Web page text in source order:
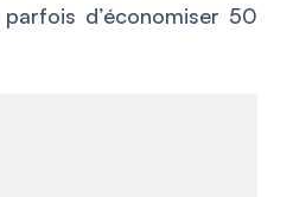
d’économiser 50